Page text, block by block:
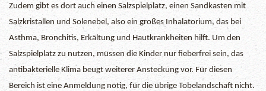
Zudem gibt es dort auch einen Salzspielplatz, einen Sandkasten mit
Salzkristallen und Solenebel, also ein großes Inhalatorium, das bei
Asthma, Bronchitis, Erkältung und Hautkrankheiten hilft. Um den
Salzspielplatz zu nutzen, müssen die Kinder nur fieberfrei sein, das
antibakterielle Klima beugt weiterer Ansteckung vor. Für diesen
Bereich ist eine Anmeldung nötig, für die übrige Tobelandschaft nicht.